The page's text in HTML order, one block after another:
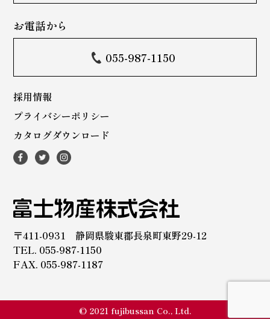
〒411-0931 静岡県駿東郡長泉町東野29-12
TEL. 055-987-1150
FAX. 055-987-1187
お電話から
055-987-1150
採用情報
プライバシーポリシー
カタログダウンロード
© 2021 fujibussan Co., Ltd.